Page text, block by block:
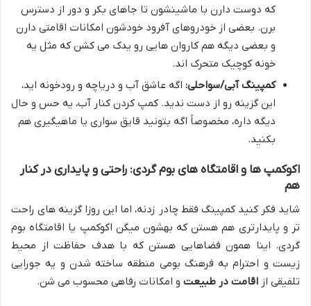
که دوست دارن با ماشینشون تا جاهای بکر و دور از دسترس
برن. بعضی از خودروهای آفرود خودشون امکانات اقامتی دارن
و بعضی دیگه هم کاروان هایی رو یدک می کشن که مثل یه
خونه کوچیک متحرک اند.
کمپینگ آبی/سواحلی: اگه عاشق آب و دریاچه و رودخونه اید،
این گزینه رو از دست ندید. کمپ کردن کنار آب، یه حس و حال
دیگه داره، مخصوصاً اگه بتونید قایق سواری یا ماهیگیری هم
بکنید.
اکوکمپ ها و اقامتگاه های بوم گردی: راحتی و پایداری در کنار
هم
شاید فکر کنید کمپینگ فقط چادر زدنه، اما این روزا گزینه های راحت
تر و پایدارتری هم هستن که بهشون میگن اکوکمپ یا اقامتگاه بوم
گردی. اینا همون فضاهایی هستن که با هدف حفاظت از محیط
زیست و احترام به فرهنگ بومی منطقه ساخته شدن و یه جورایی
تلفیقی از اقامت در طبیعت و امکانات رفاهی محسوب می شن.